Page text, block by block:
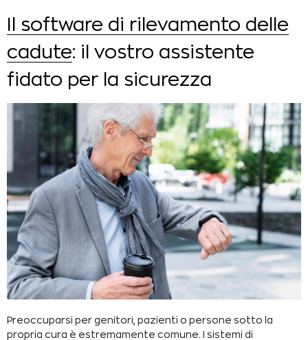
Il software di rilevamento delle
cadute: il vostro assistente
fidato per la sicurezza
Preoccuparsi per genitori, pazienti o persone sotto la
propria cura è estremamente comune. I sistemi di